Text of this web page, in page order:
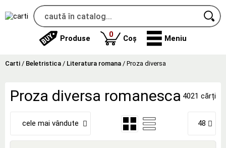
Produse 0produse
Coș Meniu
Carti / Beletristica / Literatura romana / Proza diversa
Proza diversa romanesca 4021 cărți
cele mai vândute 48